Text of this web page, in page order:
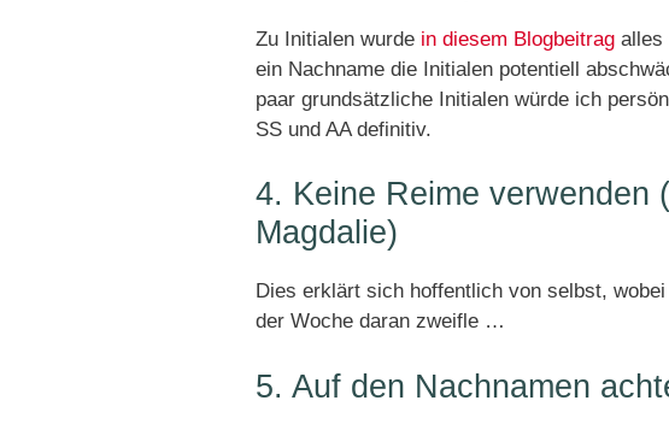
Zu Initialen wurde in diesem Blogbeitrag alles
ein Nachname die Initialen potentiell
paar grundsätzliche Initialen würde ich
SS und AA definitiv.
4. Keine Reime verwenden
Magdalie)
Dies erklärt sich hoffentlich von selbst,
der Woche daran zweifle …
5. Auf den Nachnamen